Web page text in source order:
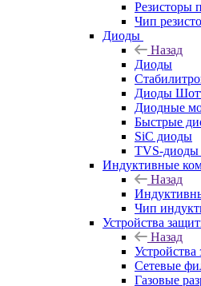
Резисторы
Чип
Диоды
Назад
Диоды
Диоды
Диодные
Быстрые
SiC диоды
TVS-диоды
Индуктивные
Назад
Чип
Устройства
Назад
Сетевые
Газовые